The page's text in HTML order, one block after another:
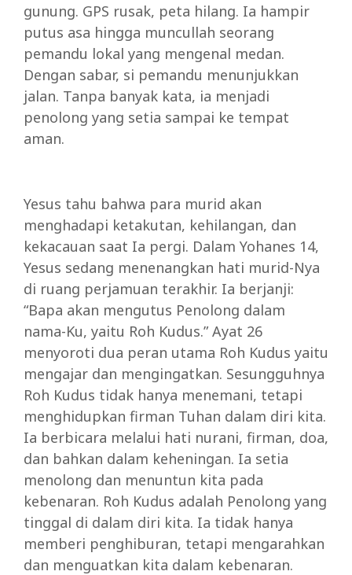
gunung. GPS rusak, peta hilang. Ia hampir
putus asa hingga muncullah seorang
pemandu lokal yang mengenal medan.
Dengan sabar, si pemandu menunjukkan
jalan. Tanpa banyak kata, ia menjadi
penolong yang setia sampai ke tempat
aman.
Yesus tahu bahwa para murid akan
menghadapi ketakutan, kehilangan, dan
kekacauan saat Ia pergi. Dalam Yohanes 14,
Yesus sedang menenangkan hati murid-Nya
di ruang perjamuan terakhir. Ia berjanji:
“Bapa akan mengutus Penolong dalam
nama-Ku, yaitu Roh Kudus.” Ayat 26
menyoroti dua peran utama Roh Kudus yaitu
mengajar dan mengingatkan. Sesungguhnya
Roh Kudus tidak hanya menemani, tetapi
menghidupkan firman Tuhan dalam diri kita.
Ia berbicara melalui hati nurani, firman, doa,
dan bahkan dalam keheningan. Ia setia
menolong dan menuntun kita pada
kebenaran. Roh Kudus adalah Penolong yang
tinggal di dalam diri kita. Ia tidak hanya
memberi penghiburan, tetapi mengarahkan
dan menguatkan kita dalam kebenaran.